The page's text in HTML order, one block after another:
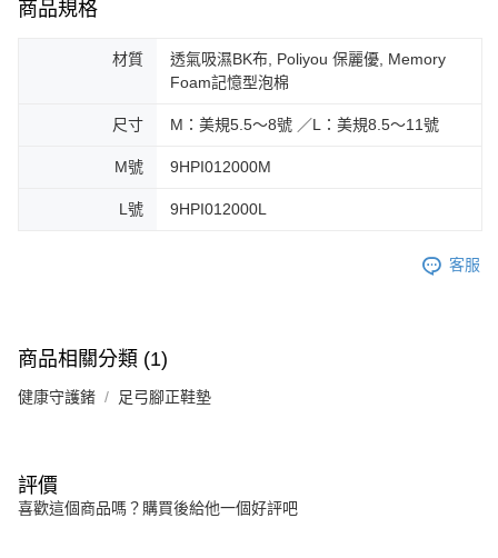
商品規格
材質
透氣吸濕BK布, Poliyou 保麗優, Memory
Foam記憶型泡棉
尺寸 M：美規5.5～8號 ／L：美規8.5～11號
M號 9HPI012000M
L號 9HPI012000L
客服
商品相關分類 (1)
健康守護鍺 足弓腳正鞋墊
評價
喜歡這個商品嗎？購買後給他一個好評吧